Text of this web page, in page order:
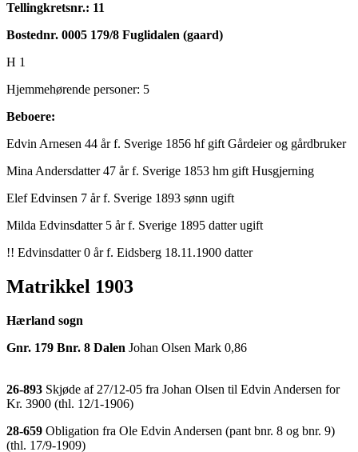
Tellingkretsnr.: 11
Bostednr. 0005 179/8 Fuglidalen (gaard)
H 1
Hjemmehørende personer: 5
Beboere:
Edvin Arnesen 44 år f. Sverige 1856 hf gift Gårdeier og gårdbruker
Mina Andersdatter 47 år f. Sverige 1853 hm gift Husgjerning
Elef Edvinsen 7 år f. Sverige 1893 sønn ugift
Milda Edvinsdatter 5 år f. Sverige 1895 datter ugift
!! Edvinsdatter 0 år f. Eidsberg 18.11.1900 datter
Matrikkel 1903
Hærland sogn
Gnr. 179 Bnr. 8 Dalen Johan Olsen Mark 0,86
26-893 Skjøde af 27/12-05 fra Johan Olsen til Edvin Andersen for
Kr. 3900 (thl. 12/1-1906)
28-659 Obligation fra Ole Edvin Andersen (pant bnr. 8 og bnr. 9)
(thl. 17/9-1909)